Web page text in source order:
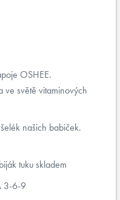
OSHEE.
ve světě vitaminových
našich babiček.
tuku skladem
3-6-9